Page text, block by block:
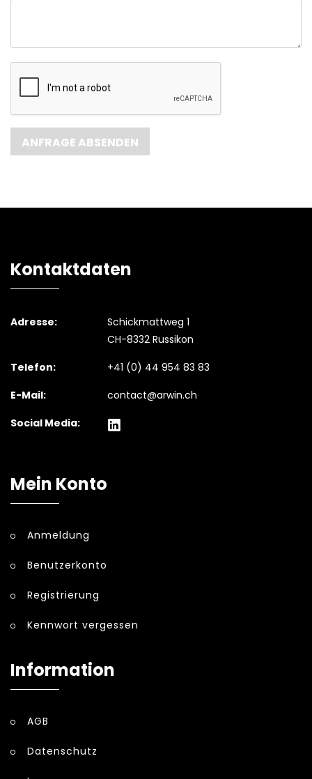
Kontaktdaten
Adresse:
Schickmattweg 1
CH-8332 Russikon
Telefon:
+41 (0) 44 954 83 83
E-Mail:
contact@arwin.ch
Social Media:
Mein Konto
Anmeldung
Benutzerkonto
Registrierung
Kennwort vergessen
Information
AGB
Datenschutz